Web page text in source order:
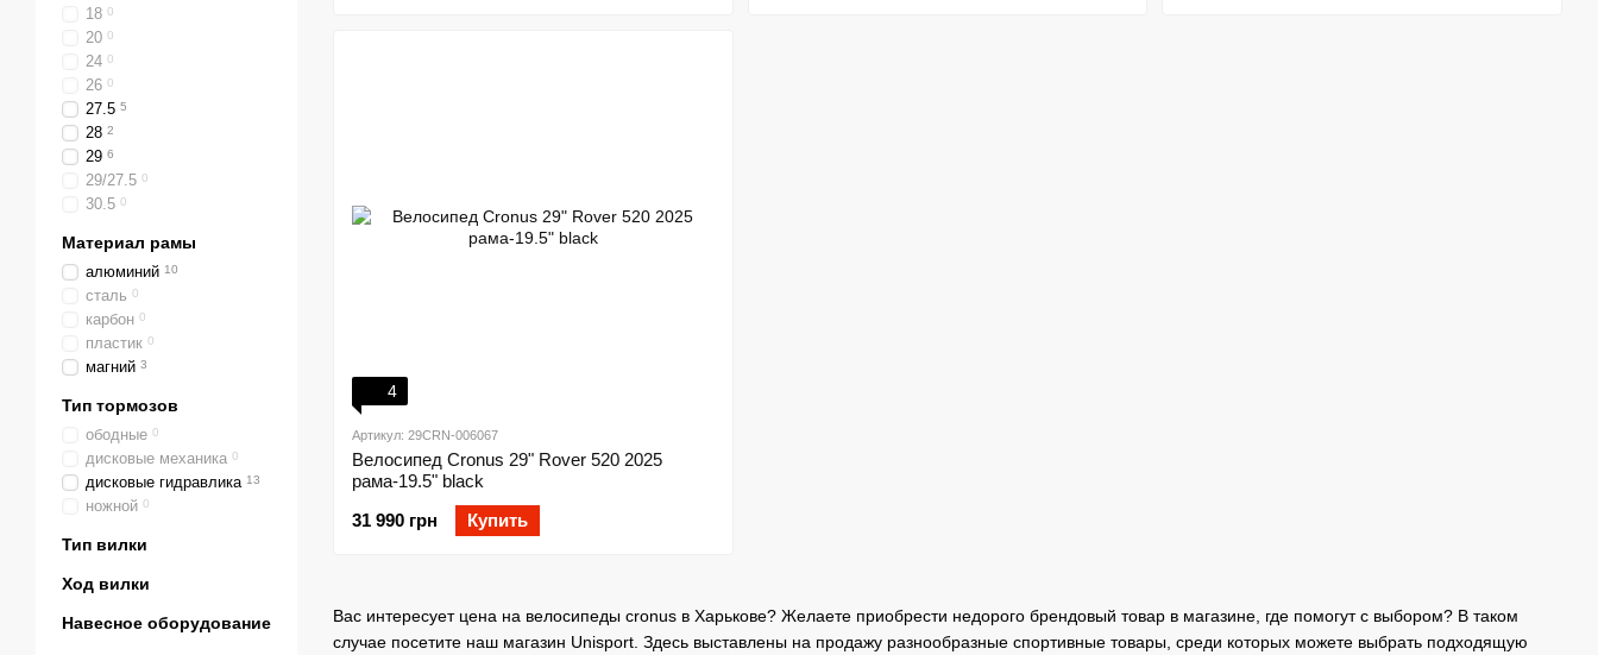
Вас интересует цена на велосипеды cronus в Харькове? Желаете приобрести недорого брендовый товар в магазине, где помогут с выбором? В таком
случае посетите наш магазин Unisport. Здесь выставлены на продажу разнообразные спортивные товары, среди которых можете выбрать подходящую
4
Артикул: 29CRN-006067
Велосипед Cronus 29" Rover 520 2025
рама-19.5" black
31 990 грн
Купить
18 0
20 0
24 0
26 0
27.5 5
28 2
29 6
29/27.5 0
30.5 0
Материал рамы
алюминий 10
сталь 0
карбон 0
пластик 0
магний 3
Тип тормозов
ободные 0
дисковые механика 0
дисковые гидравлика 13
ножной 0
Тип вилки
Ход вилки
Навесное оборудование